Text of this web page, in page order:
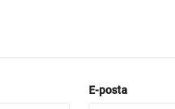
E-posta